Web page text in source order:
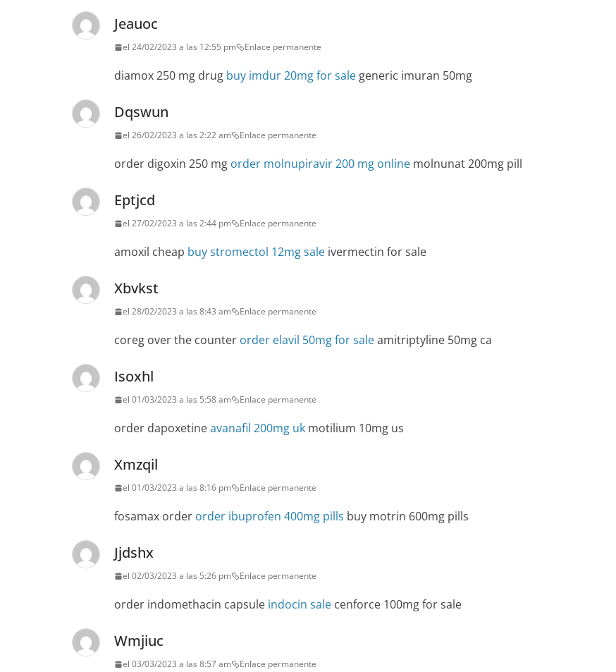
Jeauoc
el 24/02/2023 a las 12:55 pm Enlace permanente
diamox 250 mg drug buy imdur 20mg for sale generic imuran 50mg
Dqswun
el 26/02/2023 a las 2:22 am Enlace permanente
order digoxin 250 mg order molnupiravir 200 mg online molnunat 200mg pill
Eptjcd
el 27/02/2023 a las 2:44 pm Enlace permanente
amoxil cheap buy stromectol 12mg sale ivermectin for sale
Xbvkst
el 28/02/2023 a las 8:43 am Enlace permanente
coreg over the counter order elavil 50mg for saleamitriptyline 50mg ca
Isoxhl
el 01/03/2023 a las 5:58 am Enlace permanente
order dapoxetineavanafil 200mg uk motilium 10mg us
Xmzqil
el 01/03/2023 a las 8:16 pm Enlace permanente
fosamax order order ibuprofen 400mg pills buy motrin 600mg pills
Jjdshx
el 02/03/2023 a las 5:26 pm Enlace permanente
order indomethacin capsule indocin sale cenforce 100mg for sale
Wmjiuc
el 03/03/2023 a las 8:57 am Enlace permanente